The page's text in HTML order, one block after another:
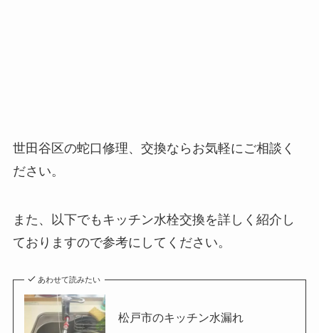
世田谷区の蛇口修理、交換ならお気軽にご相談く
ださい。
また、以下でもキッチン水栓交換を詳しく紹介し
ておりますので参考にしてください。
あわせて読みたい
松戸市のキッチン水漏れ